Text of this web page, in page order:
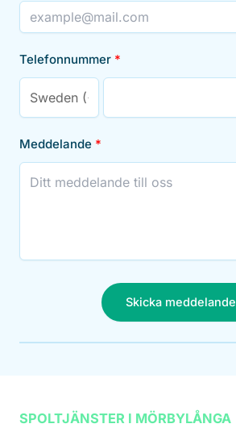
Telefonnummer
Meddelande
Skicka meddelande
SPOLTJÄNSTER I MÖRBYLÅNGA